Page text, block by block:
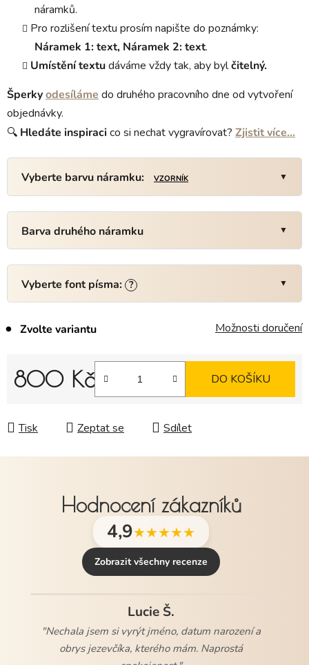
náramků.
Pro rozlišení textu prosím napište do poznámky:
Náramek 1: text, Náramek 2: text.
Umístění textudáváme vždy tak, aby bylčitelný.
Šperkyodesíláme do druhého pracovního dne od vytvoření
objednávky.
🔍 Hledáte inspiracico si nechat vygravírovat? Zjistit více…
Vyberte barvu náramku: VZORNÍK
Barva druhého náramku
Vyberte font písma: ?
Zvolte variantu Možnosti doručení
800 Kč DO KOŠÍKU
Tisk Zeptat se Sdílet
Hodnocení zákazníků
4,9★★★★★
Zobrazit všechny recenze
Lucie Š.
"Nechala jsem si vyrýt jméno, datum narození a
obrys jezevčíka, kterého mám. Naprostá